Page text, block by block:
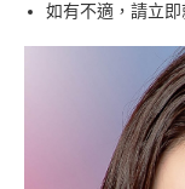
如有不適，請立即